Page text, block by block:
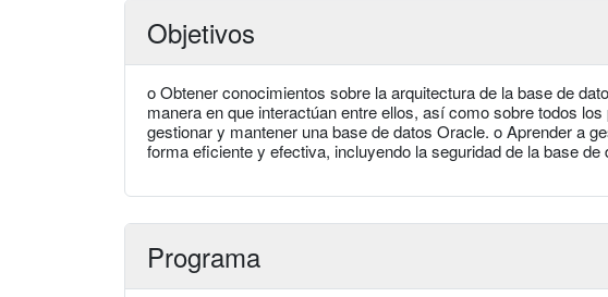
Objetivos
o Obtener conocimientos sobre la arquitectura de la base de
manera en que interactúan entre ellos, así como sobre todos
gestionar y mantener una base de datos Oracle. o Aprender a
forma eficiente y efectiva, incluyendo la seguridad de la base
Programa